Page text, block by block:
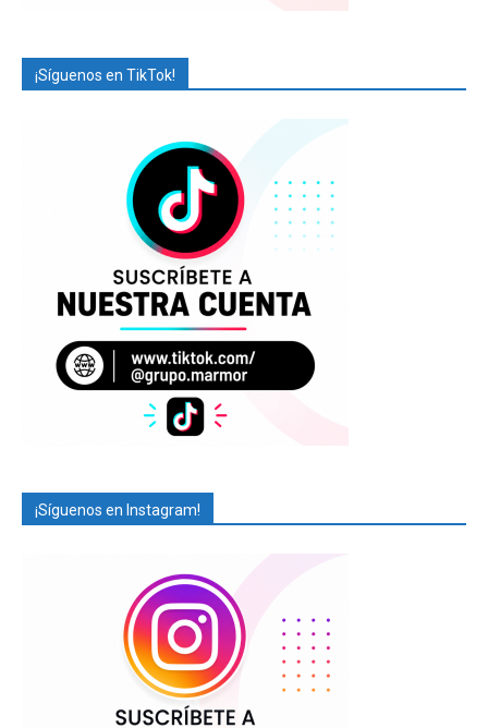
¡Síguenos en TikTok!
¡Síguenos en Instagram!